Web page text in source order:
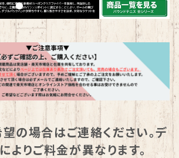
の場合はご連絡ください。デ
よりご料金が異なります。